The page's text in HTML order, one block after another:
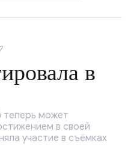
в
теперь может
в своей
участие в съёмках